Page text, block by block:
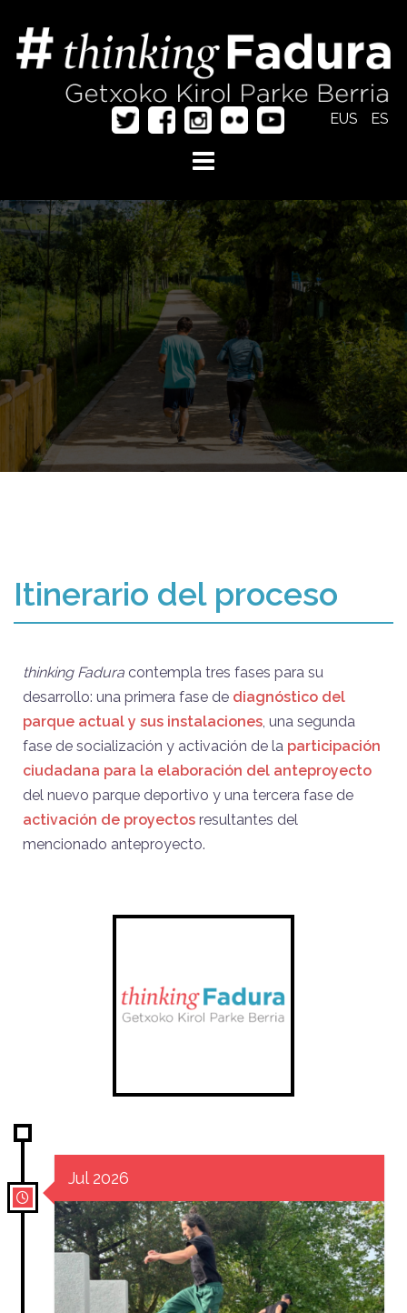
EUS ES
Itinerario del proceso
thinking Fadura contempla tres fases para su
desarrollo: una primera fase de diagnóstico del
parque actual y sus instalaciones, una segunda
fase de socialización y activación de la participación
ciudadana para la elaboración del anteproyecto
del nuevo parque deportivo y una tercera fase de
activación de proyectos resultantes del
mencionado anteproyecto.
Jul 2026